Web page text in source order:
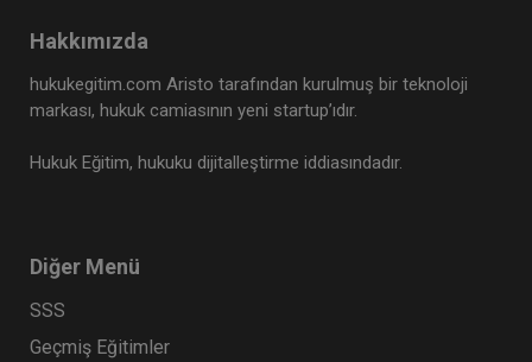
Hakkımızda
hukukegitim.com Aristo tarafından kurulmuş bir teknoloji
markası, hukuk camiasının yeni startup’ıdır.
Hukuk Eğitim, hukuku dijitalleştirme iddiasındadır.
Diğer Menü
SSS
Geçmiş Eğitimler